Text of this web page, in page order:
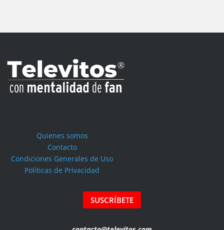
Quienes somos
Contacto
Condiciones Generales de Uso
Políticas de Privacidad
SUSCRÍBETE